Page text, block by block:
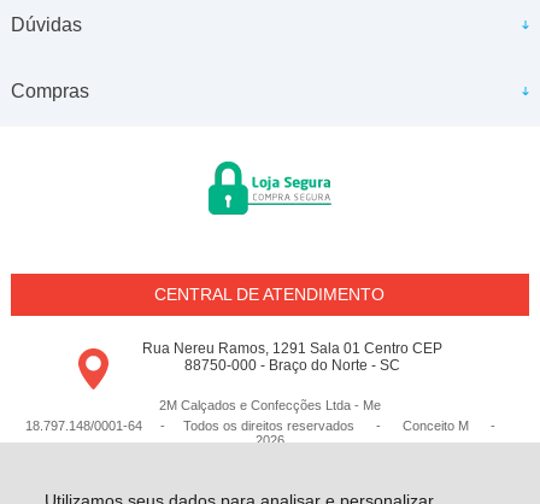
Dúvidas
Compras
CENTRAL DE ATENDIMENTO
Rua Nereu Ramos, 1291 Sala 01 Centro CEP
88750-000 - Braço do Norte - SC
2M Calçados e Confecções Ltda - Me
18.797.148/0001-64 - Todos os direitos reservados
- Conceito M
-
2026